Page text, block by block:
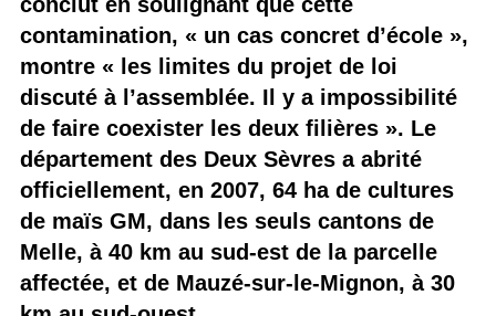
contamination, « un cas concret d’école »,
montre « les limites du projet de loi
discuté à l’assemblée. Il y a impossibilité
de faire coexister les deux filières ». Le
département des Deux Sèvres a abrité
officiellement, en 2007, 64 ha de cultures
de maïs GM, dans les seuls cantons de
Melle, à 40 km au sud-est de la parcelle
affectée, et de Mauzé-sur-le-Mignon, à 30